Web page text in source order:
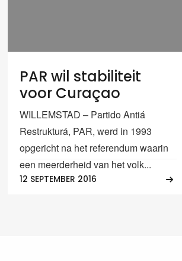
PAR wil stabiliteit
voor Curaçao
WILLEMSTAD – Partido Antiá
Restrukturá, PAR, werd in 1993
opgericht na het referendum waarin
een meerderheid van het volk...
12 SEPTEMBER 2016